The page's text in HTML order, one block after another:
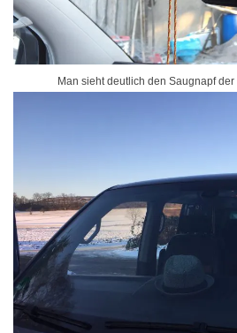
Man sieht deutlich den Saugnapf